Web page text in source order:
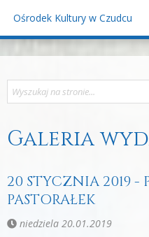
Ośrodek Kultury w Czudcu
Galeria
20 STYCZNIA 2019 -
PASTORAŁEK
niedziela 20.01.2019